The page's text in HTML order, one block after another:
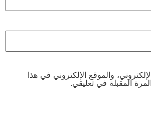
الإلكتروني في هذا
في تعليقي.